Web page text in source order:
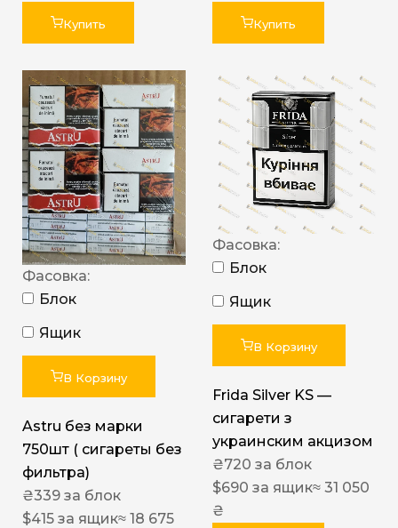
Купить Купить
Фасовка:
Блок
Ящик
В Корзину
Astru без марки
750шт ( сигареты без
фильтра)
₴339 за блок
$415 за ящик≈ 18 675
Фасовка:
Блок
Ящик
В Корзину
Frida Silver KS —
сигарети з
украинским акцизом
₴720 за блок
$690 за ящик≈ 31 050
₴